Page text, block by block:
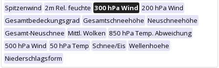
Spitzenwind 2m Rel. feuchte 300 hPa Wind 200 hPa Wind
Gesamtbedeckungsgrad Gesamtschneehöhe Neuschneehöhe
Gesamt-Neuschnee Mittl. Wolken 850 hPa Temp. Abweichung
500 hPa Wind 50 hPa Temp Schnee/Eis Wellenhoehe
Niederschlagsform